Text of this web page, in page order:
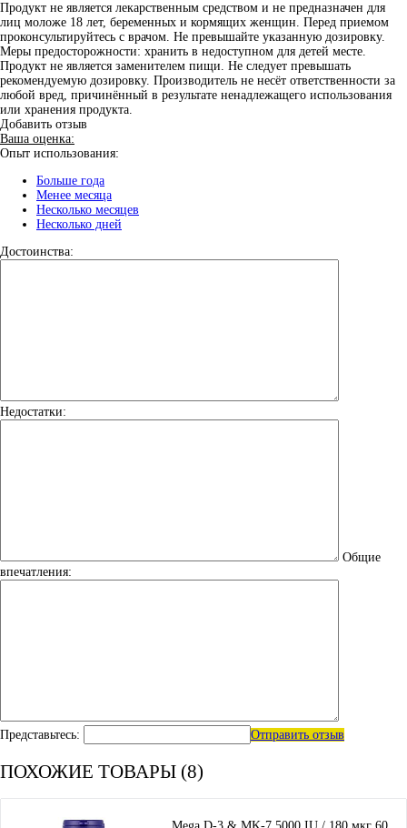
Продукт не является лекарственным средством и не предназначен для
лиц моложе 18 лет, беременных и кормящих женщин. Перед приемом
проконсультируйтесь с врачом. Не превышайте указанную дозировку.
Меры предосторожности: хранить в недоступном для детей месте.
Продукт не является заменителем пищи. Не следует превышать
рекомендуемую дозировку. Производитель не несёт ответственности за
любой вред, причинённый в результате ненадлежащего использования
или хранения продукта.
Добавить отзыв
Ваша оценка:
Опыт использования:
Больше года
Менее месяца
Несколько месяцев
Несколько дней
Достоинства:
Недостатки:
Общие
впечатления:
Представьтесь: Отправить отзыв
ПОХОЖИЕ ТОВАРЫ (8)